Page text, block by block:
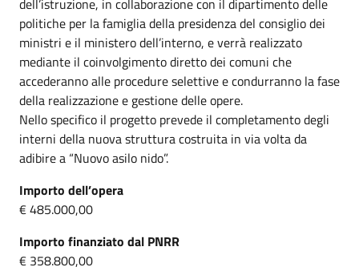
dell’istruzione, in collaborazione con il dipartimento delle
politiche per la famiglia della presidenza del consiglio dei
ministri e il ministero dell’interno, e verrà realizzato
mediante il coinvolgimento diretto dei comuni che
accederanno alle procedure selettive e condurranno la fase
della realizzazione e gestione delle opere.
Nello specifico il progetto prevede il completamento degli
interni della nuova struttura costruita in via volta da
adibire a “Nuovo asilo nido”.
Importo dell’opera
€ 485.000,00
Importo finanziato dal PNRR
€ 358.800,00